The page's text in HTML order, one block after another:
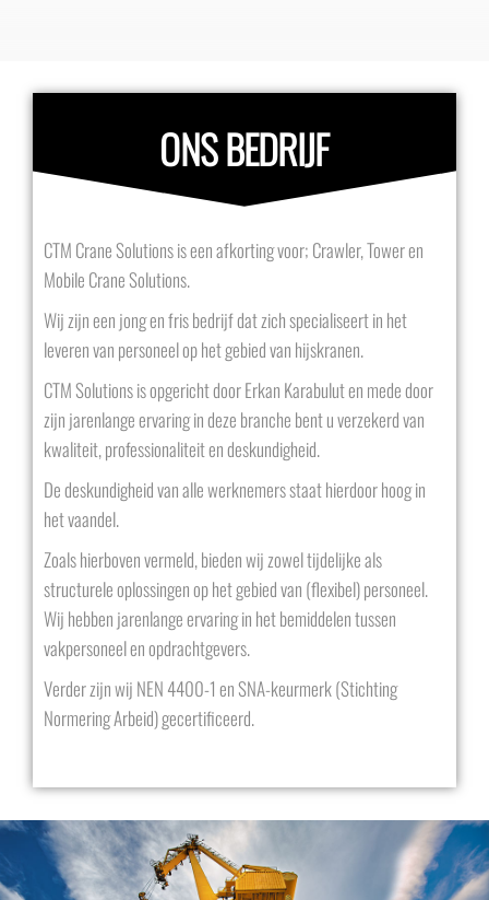
ONS BEDRIJF
CTM Crane Solutions is een afkorting voor; Crawler, Tower en
Mobile Crane Solutions.
Wij zijn een jong en fris bedrijf dat zich specialiseert in het
leveren van personeel op het gebied van hijskranen.
CTM Solutions is opgericht door Erkan Karabulut en mede door
zijn jarenlange ervaring in deze branche bent u verzekerd van
kwaliteit, professionaliteit en deskundigheid.
De deskundigheid van alle werknemers staat hierdoor hoog in
het vaandel.
Zoals hierboven vermeld, bieden wij zowel tijdelijke als
structurele oplossingen op het gebied van (flexibel) personeel.
Wij hebben jarenlange ervaring in het bemiddelen tussen
vakpersoneel en opdrachtgevers.
Verder zijn wij NEN 4400-1 en SNA-keurmerk (Stichting
Normering Arbeid) gecertificeerd.